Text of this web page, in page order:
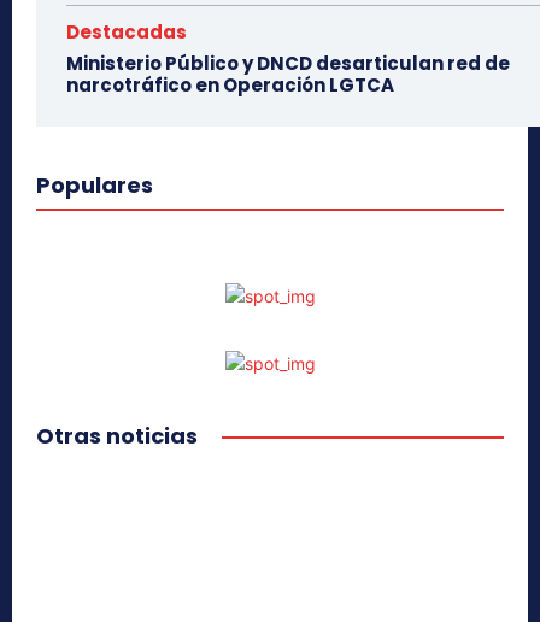
Destacadas
Ministerio Público y DNCD desarticulan red de
narcotráfico en Operación LGTCA
Populares
Otras noticias